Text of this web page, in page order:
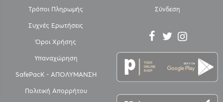
Τρόποι Πληρωμής
Συχνές Ερωτήσεις
Όροι Χρήσης
Υπαναχώρηση
SafePacK - ΑΠΟΛΥΜΑΝΣΗ
Πολιτική Απορρήτου
Σύνδεση